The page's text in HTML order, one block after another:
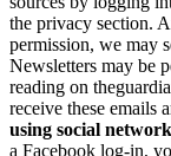
the privacy section.
permission, we may
Newsletters may be
reading on
receive these emails
using social
a Facebook log-in,